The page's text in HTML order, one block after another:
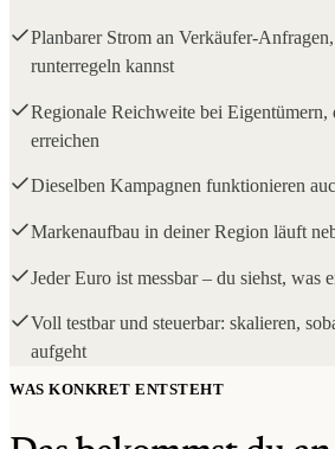
Planbarer Strom an Verkäufer-
runterregeln kannst
Regionale Reichweite bei Eigentümern,
erreichen
Dieselben Kampagnen funktionieren
Markenaufbau in deiner Region läuft
Jeder Euro ist messbar – du siehst, was
Voll testbar und steuerbar: skalieren,
aufgeht
WAS KONKRET ENTSTEHT